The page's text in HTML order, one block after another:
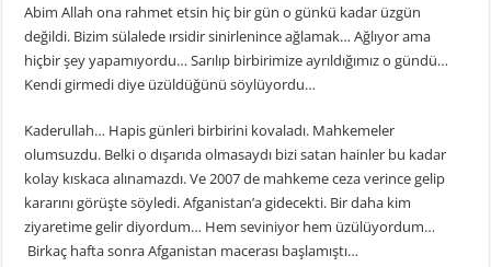
Abim Allah ona rahmet etsin hiç bir gün o günkü kadar üzgün
değildi. Bizim sülalede ırsidir sinirlenince ağlamak… Ağlıyor ama
hiçbir şey yapamıyordu… Sarılıp birbirimize ayrıldığımız o gündü…
Kendi girmedi diye üzüldüğünü söylüyordu…
Kaderullah… Hapis günleri birbirini kovaladı. Mahkemeler
olumsuzdu. Belki o dışarıda olmasaydı bizi satan hainler bu kadar
kolay kıskaca alınamazdı. Ve 2007 de mahkeme ceza verince gelip
kararını görüşte söyledi. Afganistan’a gidecekti. Bir daha kim
ziyaretime gelir diyordum… Hem seviniyor hem üzülüyordum…
Birkaç hafta sonra Afganistan macerası başlamıştı…